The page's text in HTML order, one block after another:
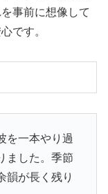
事前に想像して
です。
を一本やり過
ました。季節
韻が長く残り